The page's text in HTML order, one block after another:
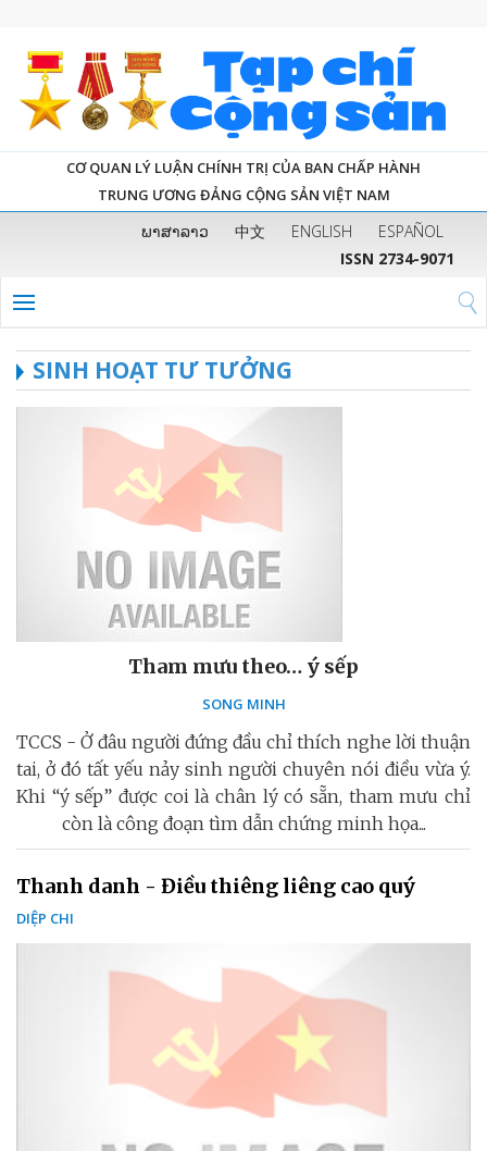
CƠ QUAN LÝ LUẬN CHÍNH TRỊ CỦA BAN CHẤP HÀNH
TRUNG ƯƠNG ĐẢNG CỘNG SẢN VIỆT NAM
ພາສາລາວ 中文 ENGLISH
ESPAÑOL
ISSN 2734-9071
SINH HOẠT TƯ TƯỞNG
Tham mưu theo… ý sếp
SONG MINH
TCCS - Ở đâu người đứng đầu chỉ thích nghe lời thuận
tai, ở đó tất yếu nảy sinh người chuyên nói điều vừa ý.
Khi “ý sếp” được coi là chân lý có sẵn, tham mưu chỉ
còn là công đoạn tìm dẫn chứng minh họa...
Thanh danh - Điều thiêng liêng cao quý
DIỆP CHI